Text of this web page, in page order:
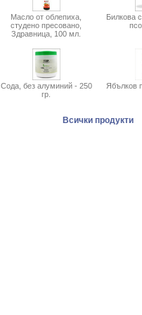
Масло от облепиха,
студено пресовано,
Здравница, 100 мл.
Билкова
Сода, без алуминий - 250
гр.
Ябълков
Всички продукти